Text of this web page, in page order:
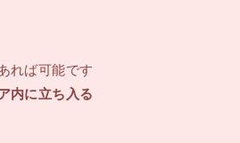
れば可能です
内に立ち入る